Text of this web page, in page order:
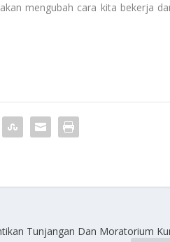
mengubah cara kita bekerja
Tunjangan Dan Moratorium